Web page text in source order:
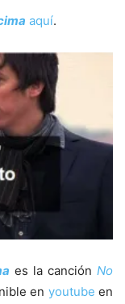
aquí.
es la canciónNo
en youtube en